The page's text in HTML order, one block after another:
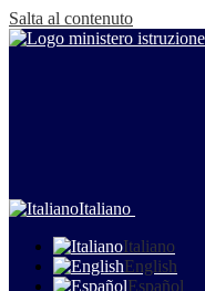
Salta al contenuto
Italiano
Italiano
English
Español